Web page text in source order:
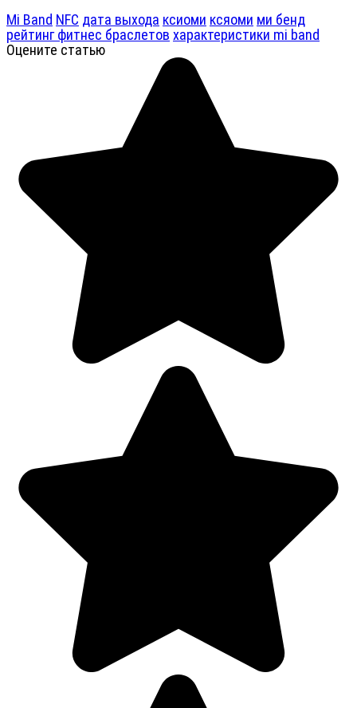
Mi Band NFC дата выхода ксиоми ксяоми ми бенд
рейтинг фитнес браслетов характеристики mi band
Оцените статью